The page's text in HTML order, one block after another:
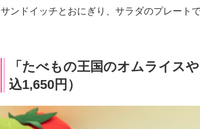
サンドイッチとおにぎり、サラダのプレートで
「たべもの王国のオムライス
込1,650円）